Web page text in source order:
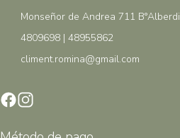
Monseñor de Andrea 711 B°Alberdi
4809698 | 48955862
climent.romina@gmail.com